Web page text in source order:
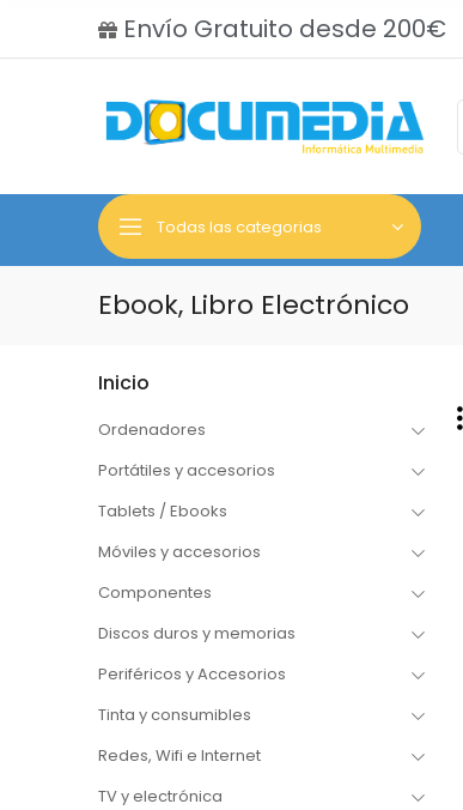
Envío Gratuito desde 200€
Todas las categorias
Ebook, Libro Electrónico
Inicio
Ordenadores
Portátiles y accesorios
Tablets / Ebooks
Móviles y accesorios
Componentes
Discos duros y memorias
Periféricos y Accesorios
Tinta y consumibles
Redes, Wifi e Internet
TV y electrónica